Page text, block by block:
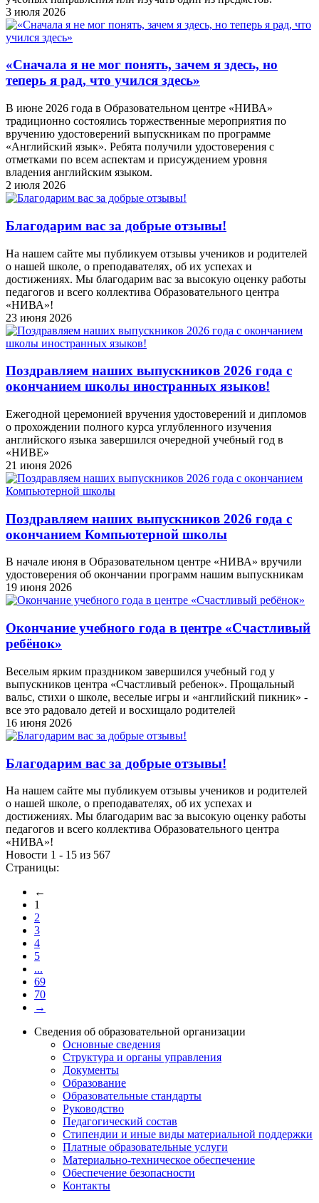
3 июля 2026
«Сначала я не мог понять, зачем я здесь, но
теперь я рад, что учился здесь»
В июне 2026 года в Образовательном центре «НИВА»
традиционно состоялись торжественные мероприятия по
вручению удостоверений выпускникам по программе
«Английский язык». Ребята получили удостоверения с
отметками по всем аспектам и присуждением уровня
владения английским языком.
2 июля 2026
Благодарим вас за добрые отзывы!
На нашем сайте мы публикуем отзывы учеников и родителей
о нашей школе, о преподавателях, об их успехах и
достижениях. Мы благодарим вас за высокую оценку работы
педагогов и всего коллектива Образовательного центра
«НИВА»!
23 июня 2026
Поздравляем наших выпускников 2026 года c
окончанием школы иностранных языков!
Ежегодной церемонией вручения удостоверений и дипломов
о прохождении полного курса углубленного изучения
английского языка завершился очередной учебный год в
«НИВЕ»
21 июня 2026
Поздравляем наших выпускников 2026 года c
окончанием Компьютерной школы
В начале июня в Образовательном центре «НИВА» вручили
удостоверения об окончании программ нашим выпускникам
19 июня 2026
Окончание учебного года в центре «Счастливый
ребёнок»
Веселым ярким праздником завершился учебный год у
выпускников центра «Счастливый ребенок». Прощальный
вальс, стихи о школе, веселые игры и «английский пикник» -
все это радовало детей и восхищало родителей
16 июня 2026
Благодарим вас за добрые отзывы!
На нашем сайте мы публикуем отзывы учеников и родителей
о нашей школе, о преподавателях, об их успехах и
достижениях. Мы благодарим вас за высокую оценку работы
педагогов и всего коллектива Образовательного центра
«НИВА»!
Новости 1 - 15 из 567
Страницы:
←
1
2
3
4
5
...
69
70
→
Сведения об образовательной организации
Основные сведения
Структура и органы управления
Документы
Образование
Образовательные стандарты
Руководство
Педагогический состав
Стипендии и иные виды материальной поддержки
Платные образовательные услуги
Материально-техническое обеспечение
Обеспечение безопасности
Контакты